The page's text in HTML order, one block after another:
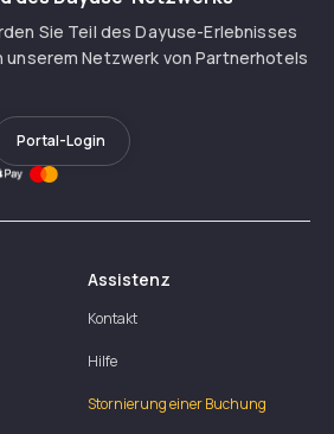
Sie Teil des Dayuse-Erlebnisses
unserem Netzwerk von Partnerhotels
Portal-Login
Assistenz
Kontakt
Hilfe
Stornierung einer Buchung